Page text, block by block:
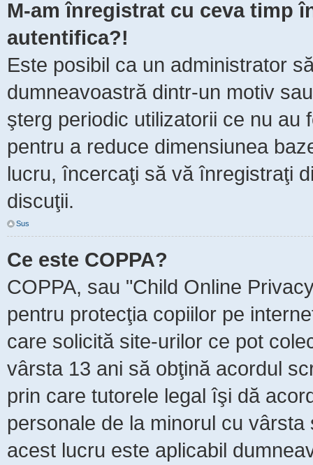
M-am înregistrat cu ceva timp
autentifica?!
Este posibil ca un administrator
dumneavoastră dintr-un motiv
şterg periodic utilizatorii ce nu au
pentru a reduce dimensiunea
lucru, încercaţi să vă înregistraţi
discuţii.
Sus
Ce este COPPA?
COPPA, sau "Child Online
pentru protecţia copiilor pe
care solicită site-urilor ce pot
vârsta 13 ani să obţină acordul
prin care tutorele legal îşi dă
personale de la minorul cu
acest lucru este aplicabil